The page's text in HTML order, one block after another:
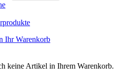
Ihr Warenkorb
keine Artikel in Ihrem Warenkorb.